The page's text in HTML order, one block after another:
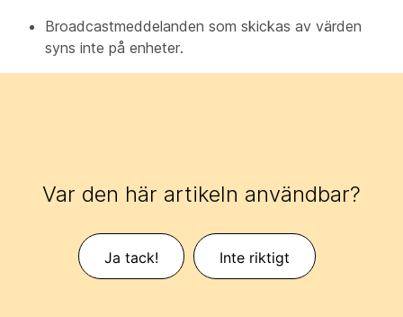
Broadcastmeddelanden som skickas av värden
syns inte på enheter.
Var den här artikeln användbar?
Ja tack! Inte riktigt